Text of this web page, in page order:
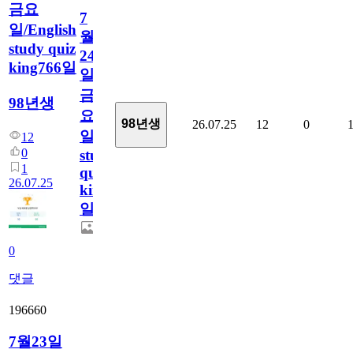
금요
일/English
study quiz
king766일
98년생
12
0
1
26.07.25
0
댓글
7
월
24
일
금
요
일/English
study
quiz
king766
일
98년생 26.07.25 12 0 1
196660
7월23일